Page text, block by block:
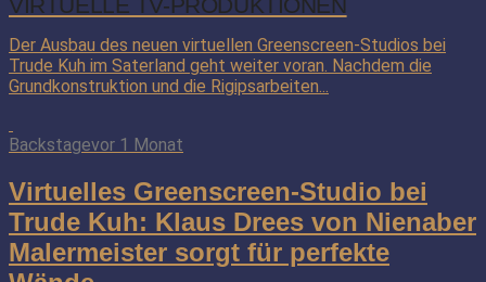
Der Ausbau des neuen virtuellen Greenscreen-Studios bei
Trude Kuh im Saterland geht weiter voran. Nachdem die
Grundkonstruktion und die Rigipsarbeiten...
Backstagevor 1 Monat
Virtuelles Greenscreen-Studio bei
Trude Kuh: Klaus Drees von Nienaber
Malermeister sorgt für perfekte